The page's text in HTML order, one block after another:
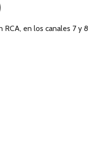
RCA, en los canales 7 y 8